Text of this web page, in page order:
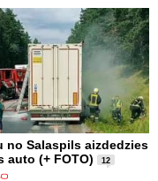
no Salaspils aizdedzies
auto (+ FOTO)
12